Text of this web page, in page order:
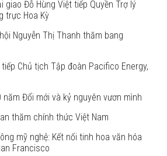
giao Đỗ Hùng Việt tiếp Quyền Trợ lý
trực Hoa Kỳ
Nguyễn Thị Thanh thăm bang
Chủ tịch Tập đoàn Pacifico Energy,
năm Đổi mới và kỷ nguyên vươn mình
thăm chính thức Việt Nam
mỹ nghệ: Kết nối tinh hoa văn hóa
Francisco